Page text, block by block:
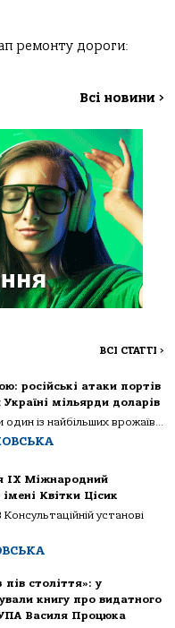
ремонту дороги:
Всі новини >
ВСІ СТАТТІ >
російські атаки портів
мільярди доларів
із найбільших врожаїв...
IX Міжнародний
Квітки Цісик
установі
пів століття»: у
книгу про видатного
УПА Василя Процюка